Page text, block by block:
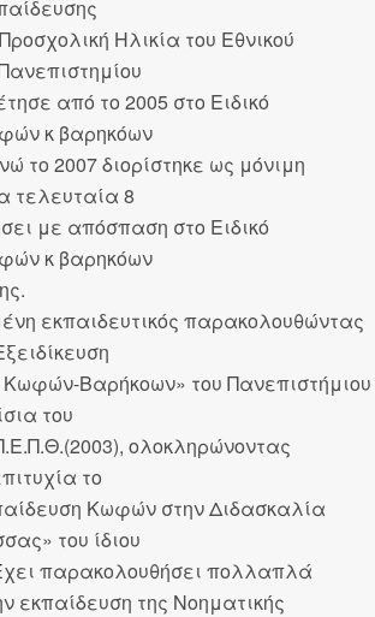
Ηλικία του Εθνικού
από το 2005 στο Ειδικό
κ βαρηκόων
το 2007 διορίστηκε ως μόνιμη
τελευταία 8
με απόσπαση στο Ειδικό
κ βαρηκόων
εκπαιδευτικός παρακολουθώντας
Κωφών-Βαρήκοων» του Πανεπιστήμιου
του
ολοκληρώνοντας
το
Κωφών στην Διδασκαλία
του ίδιου
παρακολουθήσει πολλαπλά
εκπαίδευση της Νοηματικής